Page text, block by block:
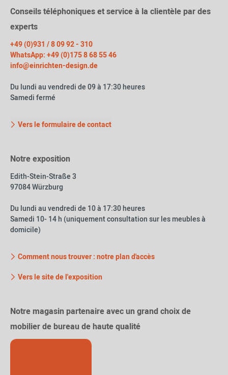
Conseils téléphoniques et service à la clientèle par des
experts
+49 (0)931 / 8 09 92 - 310
WhatsApp: +49 (0)175 8 68 55 46
info@einrichten-design.de
Du lundi au vendredi de 09 à 17:30 heures
Samedi fermé
Vers le formulaire de contact
Notre exposition
Edith-Stein-Straße 3
97084 Würzburg
Du lundi au vendredi de 10 à 17:30 heures
Samedi 10- 14 h (uniquement consultation sur les meubles à
domicile)
Comment nous trouver : notre plan d'accès
Vers le site de l'exposition
Notre magasin partenaire avec un grand choix de
mobilier de bureau de haute qualité